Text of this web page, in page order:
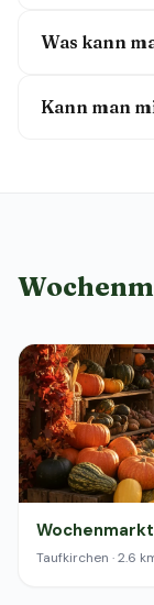
Was kann
Kann man
Taufkirchen · 2.6